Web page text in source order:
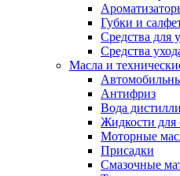
Губки и
Средства для
Средства
Масла и
Антифриз
Вода
Жидкости для
Моторные
Присадки
Смазочные